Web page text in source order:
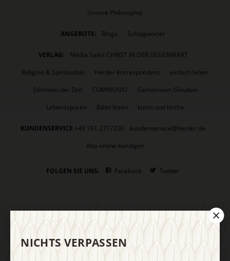
Unsere Philosophie
ANGEBOTE: Blogs Schlagwörter
VERLAG:
Media Sales CHRIST IN DER GEGENWART
Religion & Spiritualität
Herder Korrespondenz
einfach leben
Stimmen der Zeit
COMMUNIO
Gemeinsam Glauben
Lebensspuren
Bibel lesen kunst und kirche
KUNDENSERVICE +49 761 2717200
kundenservice@herder.de
Abo online kündigen
FOLGEN SIE UNS: Facebook Twitter
DER CIG-NEWSLETTER
NICHTS VERPASSEN